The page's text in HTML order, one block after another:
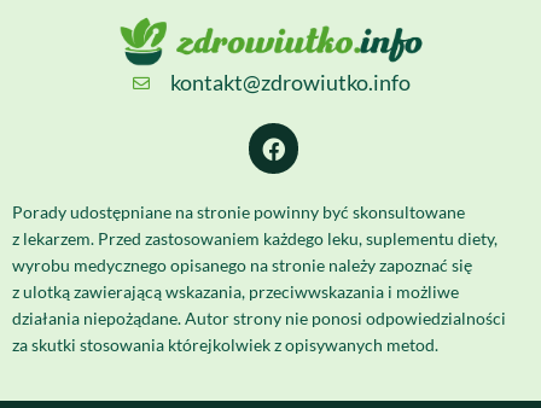
kontakt@zdrowiutko.info
Porady udostępniane na stronie powinny być skonsultowane
z lekarzem. Przed zastosowaniem każdego leku, suplementu diety,
wyrobu medycznego opisanego na stronie należy zapoznać się
z ulotką zawierającą wskazania, przeciwwskazania i możliwe
działania niepożądane. Autor strony nie ponosi odpowiedzialności
za skutki stosowania którejkolwiek z opisywanych metod.